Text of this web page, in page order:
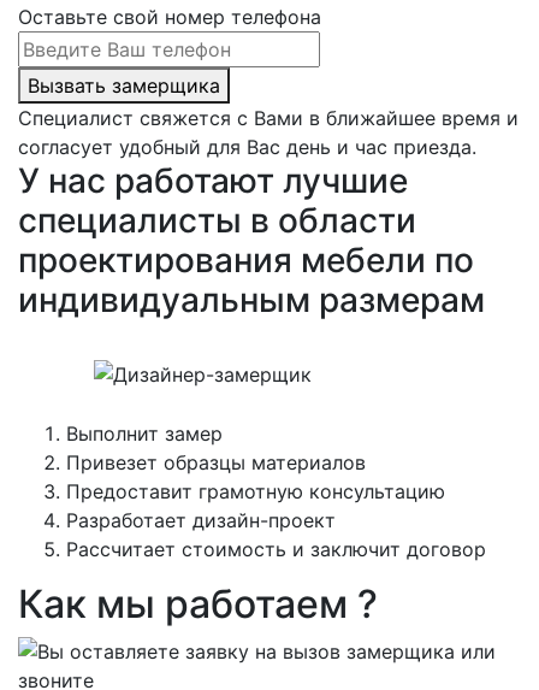
Оставьте свой номер телефона
Вызвать замерщика
Специалист свяжется с Вами в ближайшее время и
согласует удобный для Вас день и час приезда.
У нас работают лучшие
специалисты в области
проектирования мебели по
индивидуальным размерам
Выполнит замер
Привезет образцы материалов
Предоставит грамотную консультацию
Разработает дизайн-проект
Рассчитает стоимость и заключит договор
Как мы работаем ?